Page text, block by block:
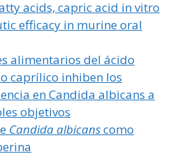
acids, capric acid in vitro
efficacy in murine oral
alimentarios del ácido
caprílico inhiben los
en Candida albicans a
objetivos
Candida albicanscomo